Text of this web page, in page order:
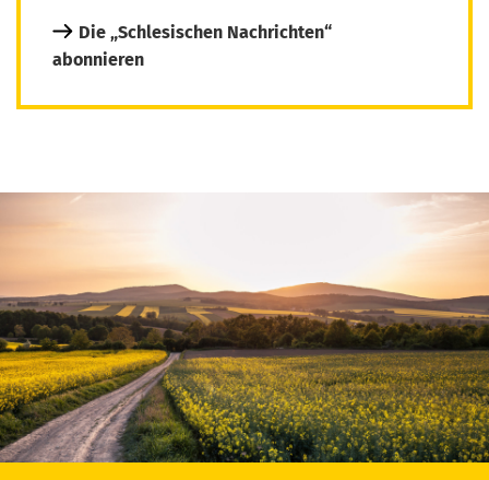
Die „Schlesischen Nachrichten“
abonnieren